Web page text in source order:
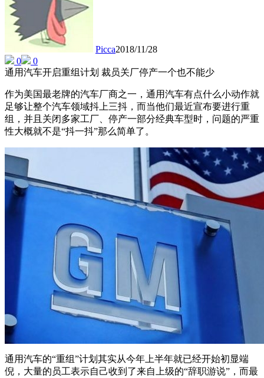
Picca2018/11/28
0
0
通用汽车开启重组计划 裁员关厂停产一个也不能少
作为美国最老牌的汽车厂商之一，通用汽车有点什么小动作就
足够让整个汽车领域抖上三抖，而当他们最近宣布要进行重
组，并且关闭多家工厂、停产一部分经典车型时，问题的严重
性大概就不是“抖一抖”那么简单了。
通用汽车的“重组”计划其实从今年上半年就已经开始初显端
倪，大量的员工表示自己收到了来自上级的“辞职游说”，而最